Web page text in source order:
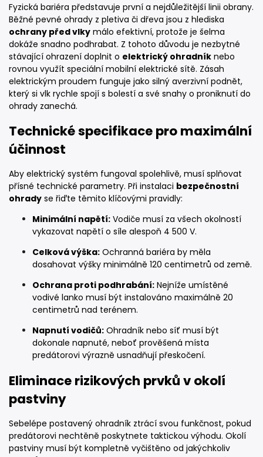
Fyzická bariéra představuje první a nejdůležitější linii obrany.
Běžné pevné ohrady z pletiva či dřeva jsou z hlediska
ochrany před vlky málo efektivní, protože je šelma
dokáže snadno podhrabat. Z tohoto důvodu je nezbytné
stávající ohrazení doplnit o elektrický ohradník nebo
rovnou využít speciální mobilní elektrické sítě. Zásah
elektrickým proudem funguje jako silný averzivní podnět,
který si vlk rychle spojí s bolestí a své snahy o proniknutí do
ohrady zanechá.
Technické specifikace pro maximální
účinnost
Aby elektrický systém fungoval spolehlivě, musí splňovat
přísné technické parametry. Při instalaci bezpečnostní
ohrady se řiďte těmito klíčovými pravidly:
Minimální napětí: Vodiče musí za všech okolností
vykazovat napětí o síle alespoň 4 500 V.
Celková výška: Ochranná bariéra by měla
dosahovat výšky minimálně 120 centimetrů od země.
Ochrana proti podhrabání: Nejníže umístěné
vodivé lanko musí být instalováno maximálně 20
centimetrů nad terénem.
Napnutí vodičů: Ohradník nebo síť musí být
dokonale napnuté, neboť prověšená místa
predátorovi výrazně usnadňují přeskočení.
Eliminace rizikových prvků v okolí
pastviny
Sebelépe postavený ohradník ztrácí svou funkčnost, pokud
predátorovi nechtěně poskytnete taktickou výhodu. Okolí
pastviny musí být kompletně vyčištěno od jakýchkoliv